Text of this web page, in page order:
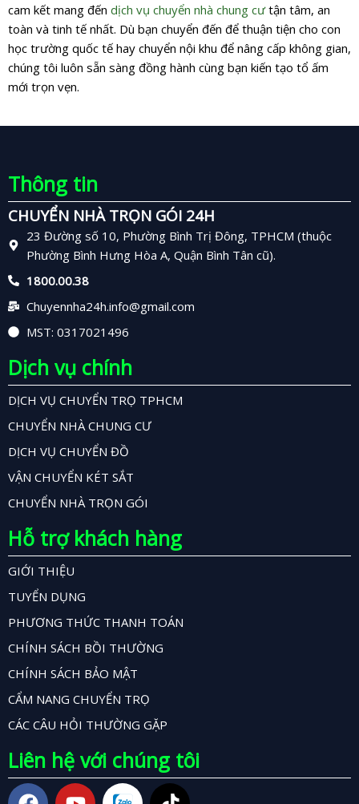
cam kết mang đến dịch vụ chuyển nhà chung cư tận tâm, an
toàn và tinh tế nhất. Dù bạn chuyển đến để thuận tiện cho con
học trường quốc tế hay chuyển nội khu để nâng cấp không gian,
chúng tôi luôn sẵn sàng đồng hành cùng bạn kiến tạo tổ ấm
mới trọn vẹn.
Thông tin
CHUYỂN NHÀ TRỌN GÓI 24H
23 Đường số 10, Phường Bình Trị Đông, TPHCM (thuộc
Phường Bình Hưng Hòa A, Quận Bình Tân cũ).
1800.00.38
Chuyennha24h.info@gmail.com
MST: 0317021496
Dịch vụ chính
DỊCH VỤ CHUYỂN TRỌ TPHCM
CHUYỂN NHÀ CHUNG CƯ
DỊCH VỤ CHUYỂN ĐỒ
VẬN CHUYỂN KÉT SẮT
CHUYỂN NHÀ TRỌN GÓI
Hỗ trợ khách hàng
GIỚI THIỆU
TUYỂN DỤNG
PHƯƠNG THỨC THANH TOÁN
CHÍNH SÁCH BỒI THƯỜNG
CHÍNH SÁCH BẢO MẬT
CẨM NANG CHUYỂN TRỌ
CÁC CÂU HỎI THƯỜNG GẶP
Liên hệ với chúng tôi
F
Y T